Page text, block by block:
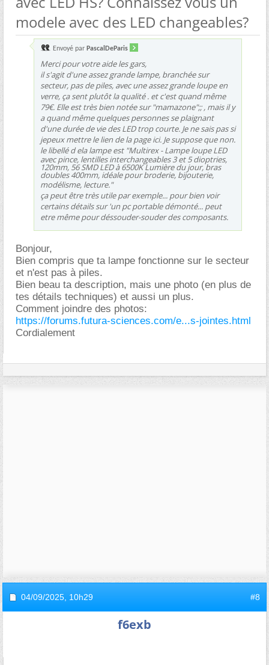
modele avec des LED changeables?
Envoyé par PascalDeParis
Merci pour votre aide les gars,
il s'agit d'une assez grande lampe, branchée sur
secteur, pas de piles, avec une assez grande loupe en
verre, ça sent plutôt la qualité . et c'est quand même
79€. Elle est très bien notée sur "mamazone";; , mais il y
a quand même quelques personnes se plaignant
d'une durée de vie des LED trop courte. Je ne sais pas si
jepeux mettre le lien de la page ici. Je suppose que non.
le libellé d ela lampe est "Multirex - Lampe loupe LED
avec pince, lentilles interchangeables 3 et 5 dioptries,
120mm, 56 SMD LED à 6500K Lumière du jour, bras
doubles 400mm, idéale pour broderie, bijouterie,
modélisme, lecture."
ça peut être très utile par exemple... pour bien voir
certains détails sur 'un pc portable démonté... peut
etre même pour déssouder-souder des composants.
Bonjour,
Bien compris que ta lampe fonctionne sur le secteur
et n'est pas à piles.
Bien beau ta description, mais une photo (en plus de
tes détails techniques) et aussi un plus.
Comment joindre des photos:
https://forums.futura-sciences.com/e...s-jointes.html
Cordialement
04/09/2025, 10h29 #8
f6exb